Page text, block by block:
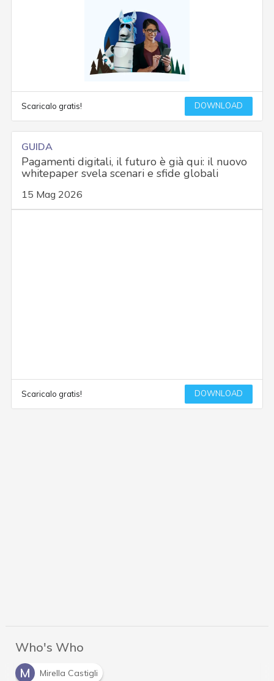
Scaricalo gratis! DOWNLOAD
GUIDA
Pagamenti digitali, il futuro è già qui: il nuovo
whitepaper svela scenari e sfide globali
15 Mag 2026
Scaricalo gratis! DOWNLOAD
Who's Who
M
Mirella Castigli